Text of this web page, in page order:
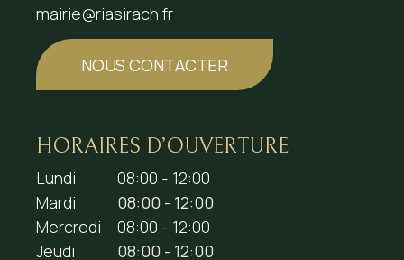
mairie@riasirach.fr
NOUS CONTACTER
HORAIRES D’OUVERTURE
Lundi
08:00 - 12:00
Mardi
08:00 - 12:00
Mercredi
08:00 - 12:00
Jeudi
08:00 - 12:00